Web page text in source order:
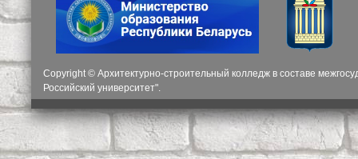
Copyright © Архитектурно-строительный колледж в составе
Российский университет".